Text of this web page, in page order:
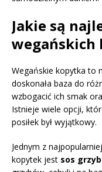
Jakie są
wegańskich
Wegańskie kopytka to
doskonała baza do
wzbogacić ich smak
Istnieje wiele opcji,
posiłek był wyjątkowy.
Jednym z
kopytek jest sos